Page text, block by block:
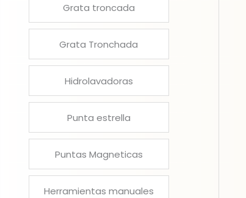
Grata troncada
Grata Tronchada
Hidrolavadoras
Punta estrella
Puntas Magneticas
Herramientas manuales